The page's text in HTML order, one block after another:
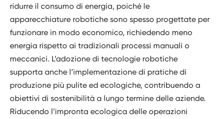
ridurre il consumo di energia, poiché le
apparecchiature robotiche sono spesso progettate per
funzionare in modo economico, richiedendo meno
energia rispetto ai tradizionali processi manuali o
meccanici. L’adozione di tecnologie robotiche
supporta anche l’implementazione di pratiche di
produzione più pulite ed ecologiche, contribuendo a
obiettivi di sostenibilità a lungo termine delle aziende.
Riducendo l’impronta ecologica delle operazioni